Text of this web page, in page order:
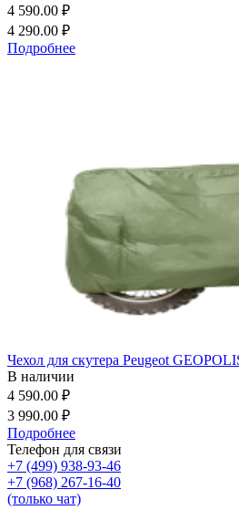
4 590.00 ₽
4 290.00 ₽
Подробнее
Чехол для скутера Peugeot
В наличии
4 590.00 ₽
3 990.00 ₽
Подробнее
Телефон для связи
+7 (499) 938-93-46
+7 (968) 267-16-40
(только чат)